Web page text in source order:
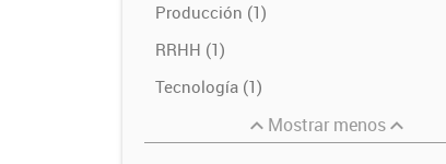
Producción (1)
RRHH (1)
Tecnología (1)
Mostrar menos